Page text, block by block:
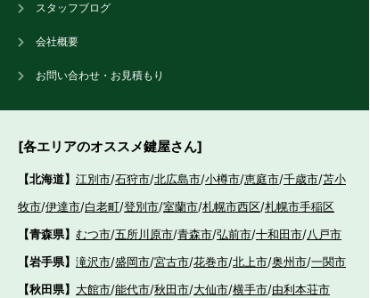
スタッフブログ
会社概要
お問い合わせ・お見積もり
[各エリアのオススメ鍵屋さん]
【北海道】 江別市/石狩市/北広島市/小樽市/恵庭市/千歳市/苫小
牧市/伊達市/白老町/登別市/室蘭市/札幌市西区/札幌市手稲区
【青森県】 むつ市/五所川原市/青森市/弘前市/十和田市/八戸市
【岩手県】 滝沢市/盛岡市/宮古市/花巻市/北上市/奥州市/一関市
【秋田県】 大館市/能代市/秋田市/大仙市/横手市/由利本荘市